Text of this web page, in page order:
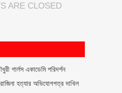
ARE CLOSED
গার্লস একাডেমি পরিদর্শন
হত্যার অভিযোগপত্র দাখিল